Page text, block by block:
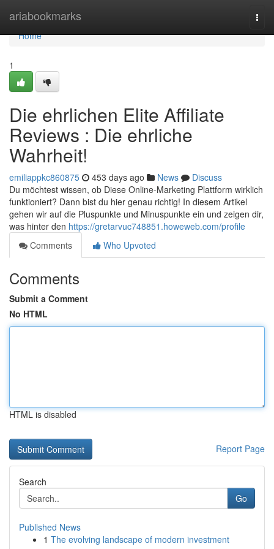
ariabookmarks
Home
Home
1
Die ehrlichen Elite Affiliate
Reviews : Die ehrliche
Wahrheit!
emiliappkc860875 453 days ago News
Discuss
Du möchtest wissen, ob Diese Online-Marketing Plattform wirklich
funktioniert? Dann bist du hier genau richtig! In diesem Artikel
gehen wir auf die Pluspunkte und Minuspunkte ein und zeigen dir,
was hinter den https://gretarvuc748851.howeweb.com/profile
Comments
Who Upvoted
Comments
Submit a Comment
No HTML
HTML is disabled
Report Page
Search
Go
Published News
1 The evolving landscape of modern investment